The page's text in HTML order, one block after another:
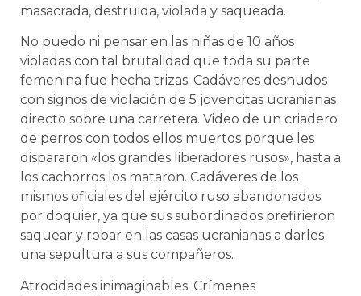
masacrada, destruida, violada y saqueada.
No puedo ni pensar en las niñas de 10 años
violadas con tal brutalidad que toda su parte
femenina fue hecha trizas. Cadáveres desnudos
con signos de violación de 5 jovencitas ucranianas
directo sobre una carretera. Video de un criadero
de perros con todos ellos muertos porque les
dispararon «los grandes liberadores rusos», hasta a
los cachorros los mataron. Cadáveres de los
mismos oficiales del ejército ruso abandonados
por doquier, ya que sus subordinados prefirieron
saquear y robar en las casas ucranianas a darles
una sepultura a sus compañeros.
Atrocidades inimaginables. Crímenes